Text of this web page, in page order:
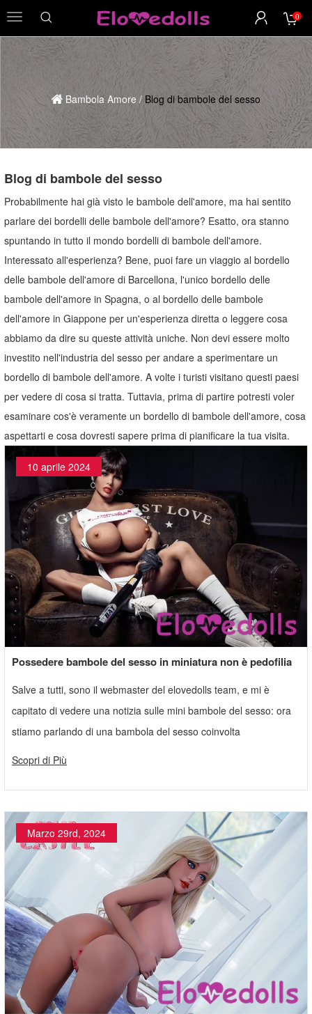
0
Bambola Amore / Blog di bambole del sesso
Blog di bambole del sesso
Probabilmente hai già visto le bambole dell'amore, ma hai sentito
parlare dei bordelli delle bambole dell'amore? Esatto, ora stanno
spuntando in tutto il mondo bordelli di bambole dell'amore.
Interessato all'esperienza? Bene, puoi fare un viaggio al bordello
delle bambole dell'amore di Barcellona, ​​l'unico bordello delle
bambole dell'amore in Spagna, o al bordello delle bambole
dell'amore in Giappone per un'esperienza diretta o leggere cosa
abbiamo da dire su queste attività uniche. Non devi essere molto
investito nell'industria del sesso per andare a sperimentare un
bordello di bambole dell'amore. A volte i turisti visitano questi paesi
per vedere di cosa si tratta. Tuttavia, prima di partire potresti voler
esaminare cos'è veramente un bordello di bambole dell'amore, cosa
aspettarti e cosa dovresti sapere prima di pianificare la tua visita.
Possedere bambole del sesso in miniatura non è pedofilia
Salve a tutti, sono il webmaster del elovedolls team, e mi è
capitato di vedere una notizia sulle mini bambole del sesso: ora
stiamo parlando di una bambola del sesso coinvolta
Scopri di Più
10 aprile 2024
Marzo 29rd, 2024